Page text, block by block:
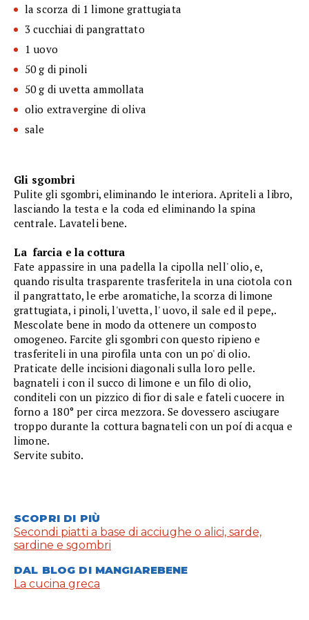
la scorza di 1 limone grattugiata
3 cucchiai di pangrattato
1 uovo
50 g di pinoli
50 g di uvetta ammollata
olio extravergine di oliva
sale
Gli sgombri
Pulite gli sgombri, eliminando le interiora. Apriteli a libro,
lasciando la testa e la coda ed eliminando la spina
centrale. Lavateli bene.
La farcia e la cottura
Fate appassire in una padella la cipolla nell' olio, e,
quando risulta trasparente trasferitela in una ciotola con
il pangrattato, le erbe aromatiche, la scorza di limone
grattugiata, i pinoli, l'uvetta, l' uovo, il sale ed il pepe,.
Mescolate bene in modo da ottenere un composto
omogeneo. Farcite gli sgombri con questo ripieno e
trasferiteli in una pirofila unta con un po' di olio.
Praticate delle incisioni diagonali sulla loro pelle.
bagnateli i con il succo di limone e un filo di olio,
conditeli con un pizzico di fior di sale e fateli cuocere in
forno a 180° per circa mezzora. Se dovessero asciugare
troppo durante la cottura bagnateli con un poí di acqua e
limone.
Servite subito.
SCOPRI DI PIÙ
Secondi piatti a base di acciughe o alici, sarde,
sardine e sgombri
DAL BLOG DI MANGIAREBENE
La cucina greca